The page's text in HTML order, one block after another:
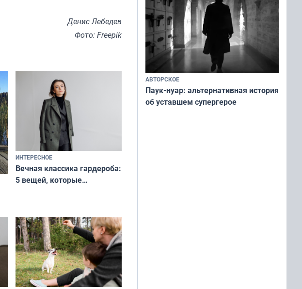
Денис Лебедев
Фото: Freepik
ИНТЕРЕСНОЕ
Вечная классика гардероба:
5 вещей, которые
и актуально в любой сезон
АВТОРСКОЕ
Паук-нуар: альтернативная история
об уставшем супергерое